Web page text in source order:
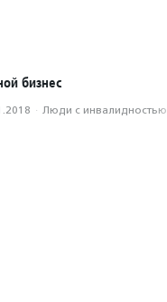
бизнес
· Люди с инвалидностью